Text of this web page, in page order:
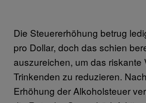
Die Steuererhöhung betrug
pro Dollar, doch das schien
auszureichen, um das riskante
Trinkenden zu reduzieren.
Erhöhung der Alkoholsteuer